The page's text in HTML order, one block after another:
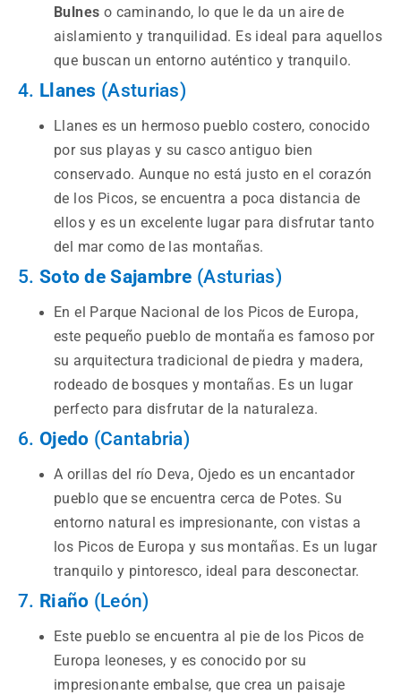
Bulnes o caminando, lo que le da un aire de
aislamiento y tranquilidad. Es ideal para aquellos
que buscan un entorno auténtico y tranquilo.
4. Llanes (Asturias)
Llanes es un hermoso pueblo costero, conocido
por sus playas y su casco antiguo bien
conservado. Aunque no está justo en el corazón
de los Picos, se encuentra a poca distancia de
ellos y es un excelente lugar para disfrutar tanto
del mar como de las montañas.
5. Soto de Sajambre (Asturias)
En el Parque Nacional de los Picos de Europa,
este pequeño pueblo de montaña es famoso por
su arquitectura tradicional de piedra y madera,
rodeado de bosques y montañas. Es un lugar
perfecto para disfrutar de la naturaleza.
6. Ojedo (Cantabria)
A orillas del río Deva, Ojedo es un encantador
pueblo que se encuentra cerca de Potes. Su
entorno natural es impresionante, con vistas a
los Picos de Europa y sus montañas. Es un lugar
tranquilo y pintoresco, ideal para desconectar.
7. Riaño (León)
Este pueblo se encuentra al pie de los Picos de
Europa leoneses, y es conocido por su
impresionante embalse, que crea un paisaje